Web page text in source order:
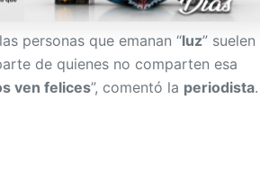
personas que emanan “luz” suelen
de quienes no comparten esa
ven felices”, comentó la periodista.